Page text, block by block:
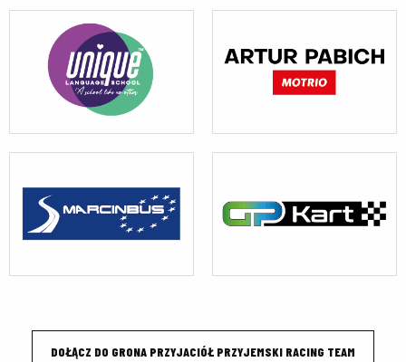
DOŁĄCZ DO GRONA PRZYJACIÓŁ PRZYJEMSKI RACING TEAM